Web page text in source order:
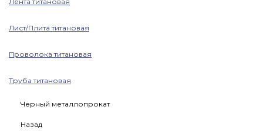
Лист/Плита титановая
Проволока титановая
Труба титановая
Черный металлопрокат
Назад